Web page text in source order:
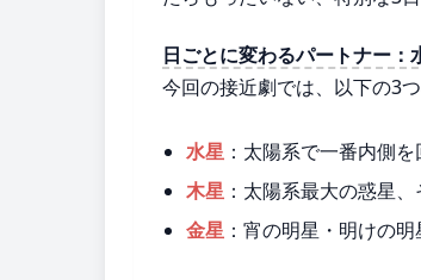
日ごとに変わるパートナー：
今回の接近劇では、以下の3
水星 ：太陽系で一番内側
木星 ：太陽系最大の惑星
金星 ：宵の明星・明けの